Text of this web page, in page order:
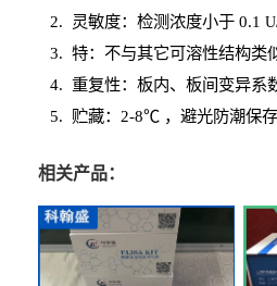
2. 灵敏度：检测浓度小于0.1 U
3. 特：不与其它可溶性结构类
4. 重复性：板内、板间变异系
5. 贮藏：2-8℃ ，避光防潮保存
相关产品：